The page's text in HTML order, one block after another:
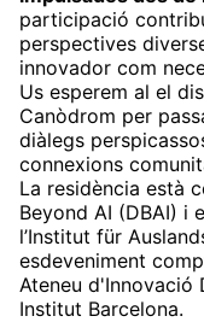
participació
perspectives
innovador com
Us esperem al el
Canòdrom per
diàlegs
connexions
La residència està
Beyond AI (DBAI) i
l’Institut für
esdeveniment
Ateneu d'Innovació
Institut Barcelona.